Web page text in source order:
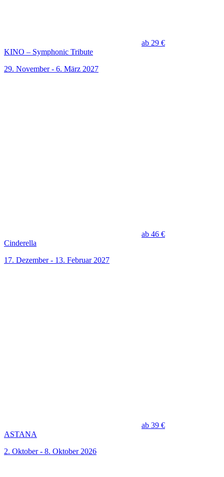
ab 29 €
KINO – Symphonic Tribute
29. November - 6. März 2027
ab 46 €
Cinderella
17. Dezember - 13. Februar 2027
ab 39 €
ASTANA
2. Oktober - 8. Oktober 2026